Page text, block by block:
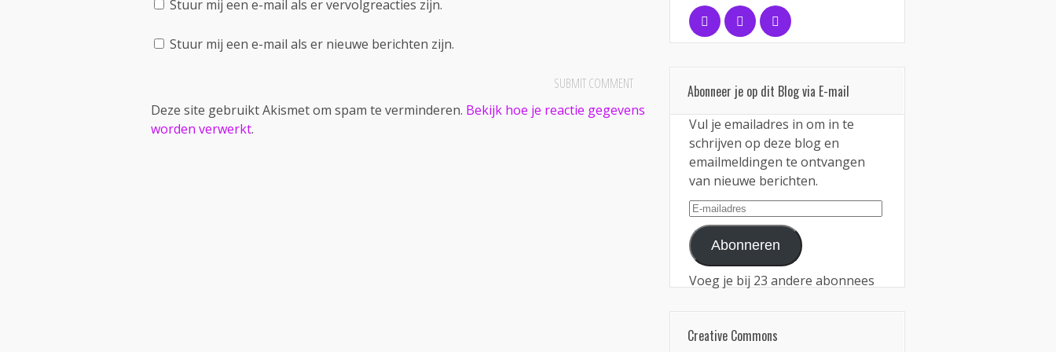
Stuur mij een e-mail als er vervolgreacties zijn.
Stuur mij een e-mail als er nieuwe berichten zijn.
Deze site gebruikt Akismet om spam te verminderen. Bekijk hoe je reactie gegevens
worden verwerkt.
Abonneer je op dit Blog via E-mail
Vul je emailadres in om in te
schrijven op deze blog en
emailmeldingen te ontvangen
van nieuwe berichten.
E-
mailadres
Abonneren
Voeg je bij 23 andere abonnees
Creative Commons